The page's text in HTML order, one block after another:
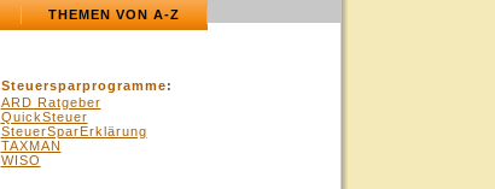
THEMEN VON A-Z
Steuersparprogramme:
ARD Ratgeber
QuickSteuer
SteuerSparErklärung
TAXMAN
WISO